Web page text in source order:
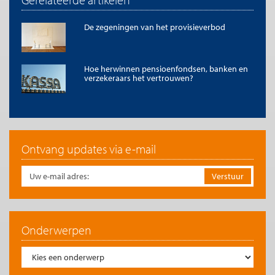
De zegeningen van het provisieverbod
Hoe herwinnen pensioenfondsen, banken en
verzekeraars het vertrouwen?
Ontvang updates via e-mail
Onderwerpen